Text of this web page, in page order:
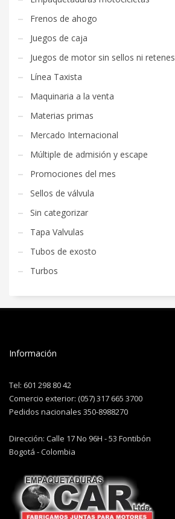
Frenos de ahogo
Juegos de caja
Juegos de motor sin sellos ni retenes
Línea Taxista
Maquinaria a la venta
Materias primas
Mercado Internacional
Múltiple de admisión y escape
Promociones del mes
Sellos de válvula
Sin categorizar
Tapa Valvulas
Tubos de exosto
Turbos
Información
Tel: 601 298 80 42
Comercio exterior: (057) 317 665 3700
Pedidos nacionales 350-8988270
Dirección: Calle 17 No 96H - 53 Fontibón
Bogotá - Colombia